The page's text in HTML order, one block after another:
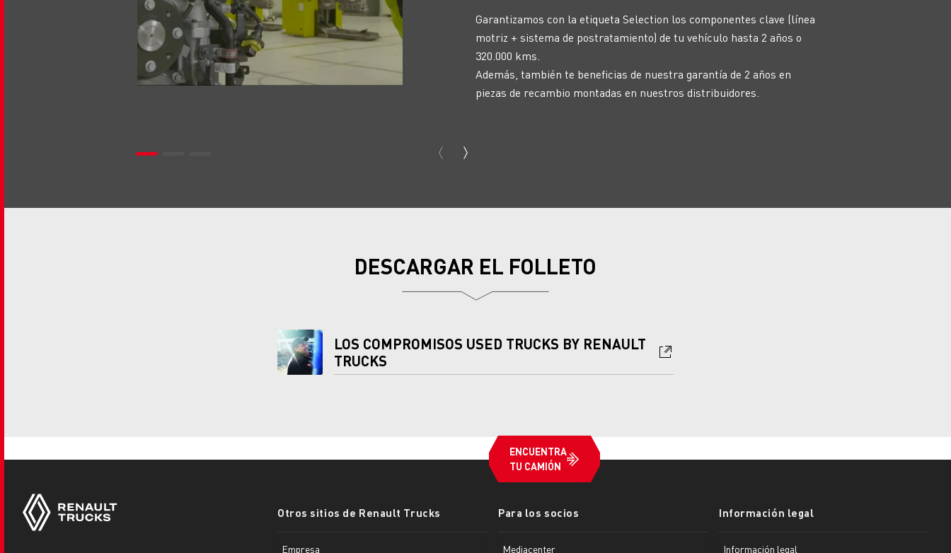
Garantizamos con la etiqueta Selection los componentes clave (línea
motriz + sistema de postratamiento) de tu vehículo hasta 2 años o
320.000 kms.
Además, también te beneficias de nuestra garantía de 2 años en
piezas de recambio montadas en nuestros distribuidores.
DESCARGAR EL FOLLETO
LOS COMPROMISOS USED TRUCKS BY RENAULT
TRUCKS
TU
ENCUENTRA
TU CAMIÓN
menuOtros sitios de Renault Trucks
Empresa
Para los socios
Mediacenter
Información legal
Información legal